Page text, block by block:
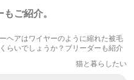
ご紹介。
ヘアはワイヤーのように縮れた被毛
らいでしょうか？ブリーダーも紹介
猫と暮らしたい